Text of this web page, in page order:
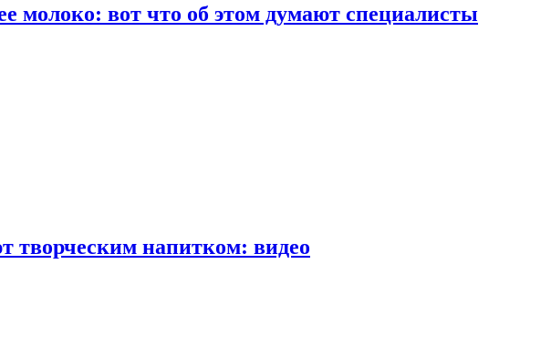
молоко: вот что об этом думают специалисты
творческим напитком: видео